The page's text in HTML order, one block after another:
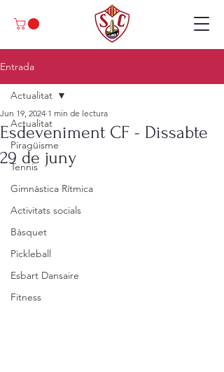
Entrada
Actualitat
Piragüisme
Tennis
Gimnàstica Rítmica
Activitats socials
Bàsquet
Pickleball
Esbart Dansaire
Fitness
Actualitat
Esdeveniment CF - Dissabte
29 de juny
Jun 19, 2024 1 min de lectura